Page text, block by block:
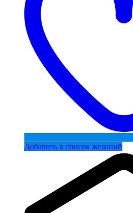
Добавить в список желаний